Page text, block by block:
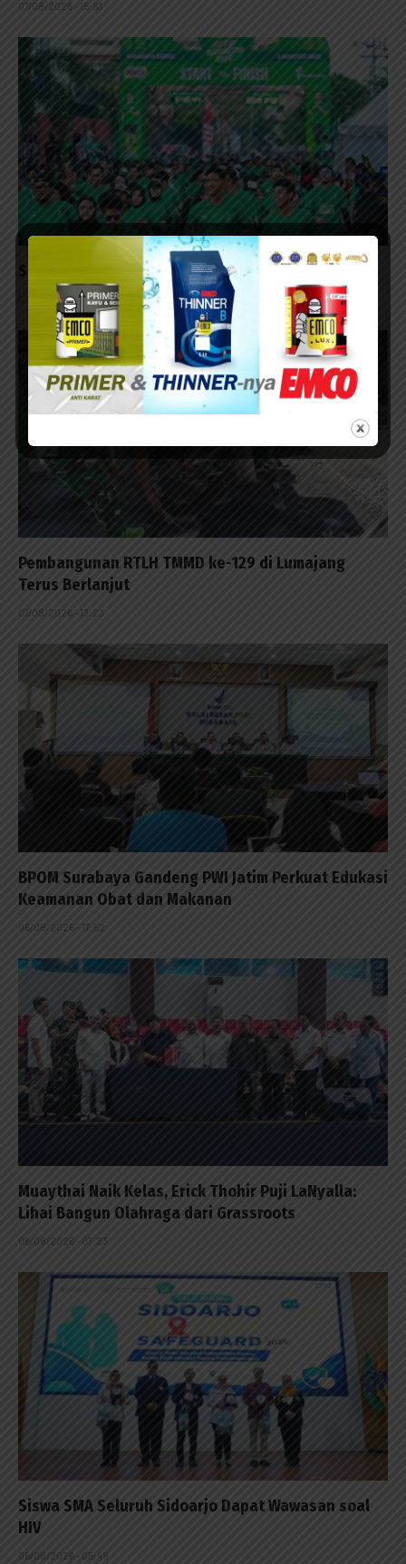
07/08/2026 - 15:53
Surabaya Penutup Milo Activ Indonesia Race 2026
07/08/2026 - 14:42
Pembangunan RTLH TMMD ke-129 di Lumajang
Terus Berlanjut
07/08/2026 - 13:23
BPOM Surabaya Gandeng PWI Jatim Perkuat Edukasi
Keamanan Obat dan Makanan
06/08/2026 - 17:52
Muaythai Naik Kelas, Erick Thohir Puji LaNyalla:
Lihai Bangun Olahraga dari Grassroots
06/08/2026 - 07:23
Siswa SMA Seluruh Sidoarjo Dapat Wawasan soal
HIV
06/08/2026 - 05:49